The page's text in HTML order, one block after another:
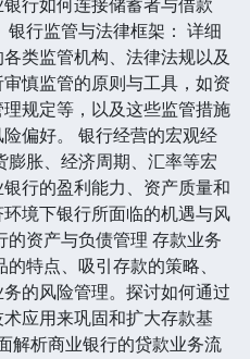
行监管与法律框架： 详细
类监管机构、法律法规以及
慎监管的原则与工具，如资
规定等，以及这些监管措施
偏好。 银行经营的宏观经
胀、经济周期、汇率等宏
行的盈利能力、资产质量和
境下银行所面临的机遇与风
的资产与负债管理 存款业务
特点、吸引存款的策略、
的风险管理。探讨如何通过
应用来巩固和扩大存款基
解析商业银行的贷款业务流